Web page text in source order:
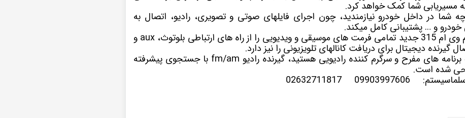
شما در داخل خودرو نیازمندید، چون اجرای فایلهای صوتی و تصویری، رادیو، اتصال به
خودرو و … پشتیبانی کامل میکند.
ضبط تصویری FX-1032 ام وی ام 315 جدید تمامی فرمت های موسیقی و ویدیویی را از راه های ارتباطی بلوتوث، aux و
چنانچه از علاقه مندان به برنامه های مفرح و سرگرم کننده رادیویی هستید، گیرنده رادیو fm/am با جستجوی پیشرفته
شده است.
سلماسیستم: 09903997606
02632711817